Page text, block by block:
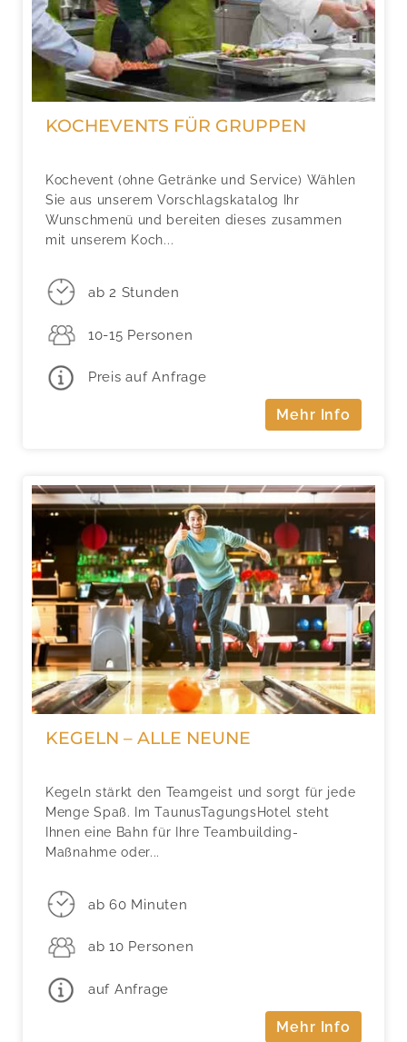
KOCHEVENTS FÜR GRUPPEN
Kochevent (ohne Getränke und Service) Wählen
Sie aus unserem Vorschlagskatalog Ihr
Wunschmenü und bereiten dieses zusammen
mit unserem Koch...
ab 2 Stunden
10-15 Personen
Preis auf Anfrage
Mehr Info
KEGELN – ALLE NEUNE
Kegeln stärkt den Teamgeist und sorgt für jede
Menge Spaß. Im TaunusTagungsHotel steht
Ihnen eine Bahn für Ihre Teambuilding-
Maßnahme oder...
ab 60 Minuten
ab 10 Personen
auf Anfrage
Mehr Info